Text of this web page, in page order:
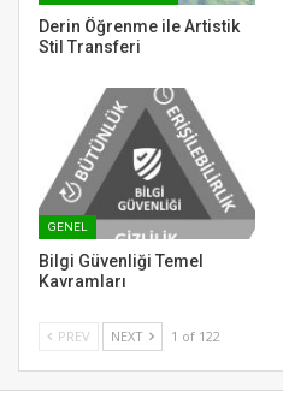
Derin Öğrenme ile Artistik
Stil Transferi
GENEL
Bilgi Güvenliği Temel
Kavramları
PREV NEXT 1 of 122